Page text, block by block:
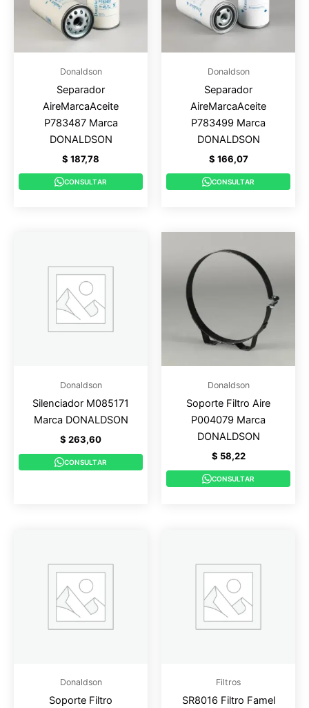
Donaldson
Separador
AireMarcaAceite
P783487 Marca
DONALDSON
$ 187,78
CONSULTAR
Donaldson
Separador
AireMarcaAceite
P783499 Marca
DONALDSON
$ 166,07
CONSULTAR
Donaldson
Silenciador M085171
Marca DONALDSON
$ 263,60
CONSULTAR
Donaldson
Soporte Filtro Aire
P004079 Marca
DONALDSON
$ 58,22
CONSULTAR
Donaldson
Soporte Filtro
Filtros
SR8016 Filtro Famel